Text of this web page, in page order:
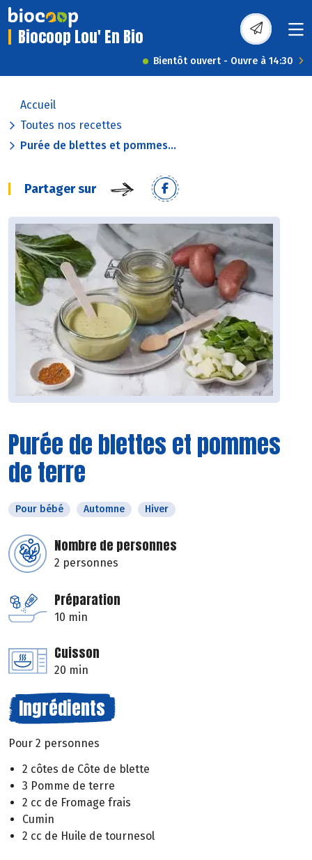
Biocoop Lou' En Bio
Bientôt ouvert - Ouvre à 14:30
Accueil
Toutes nos recettes
Purée de blettes et pommes...
Partager sur
Purée de blettes et pommes
de terre
Pour bébé Automne Hiver
Nombre de personnes
2 personnes
Préparation
10 min
Cuisson
20 min
Ingrédients
Pour 2 personnes
2 côtes de Côte de blette
3 Pomme de terre
2 cc de Fromage frais
Cumin
2 cc de Huile de tournesol